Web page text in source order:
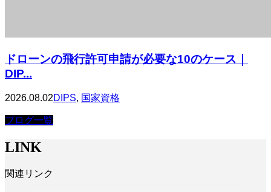
ドローンの飛行許可申請が必要な10のケース｜
DIP...
2026.08.02DIPS, 国家資格
ブログ一覧
LINK
関連リンク